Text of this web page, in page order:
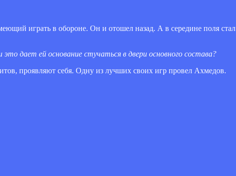
играть в обороне. Он и отошел назад. А в середине поля стал
дает ей основание стучаться в двери основного состава?
проявляют себя. Одну из лучших своих игр провел Ахмедов.